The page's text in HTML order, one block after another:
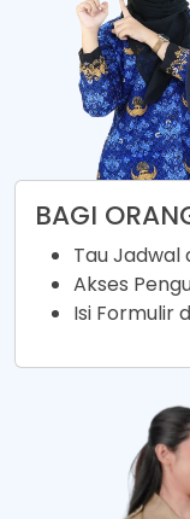
BAGI
Tau Jadwal
Akses
Isi Formulir